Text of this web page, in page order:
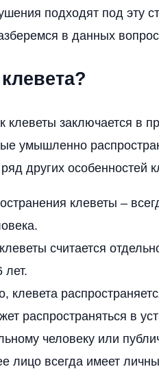
подходят под эту
в данных
клеветы заключается в
умышленно
других особенностей
клеветы –
считается
лет.
клевета
распространяться в
человеку или
лицо всегда имеет